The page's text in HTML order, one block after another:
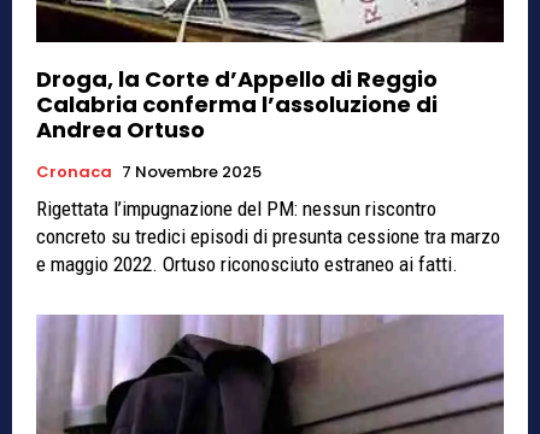
Droga, la Corte d’Appello di Reggio
Calabria conferma l’assoluzione di
Andrea Ortuso
Cronaca 7 Novembre 2025
Rigettata l’impugnazione del PM: nessun riscontro
concreto su tredici episodi di presunta cessione tra marzo
e maggio 2022. Ortuso riconosciuto estraneo ai fatti.